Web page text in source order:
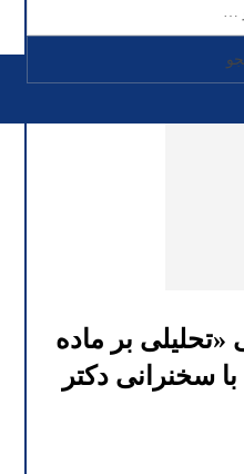
بر ماده
سخنرانی دکتر